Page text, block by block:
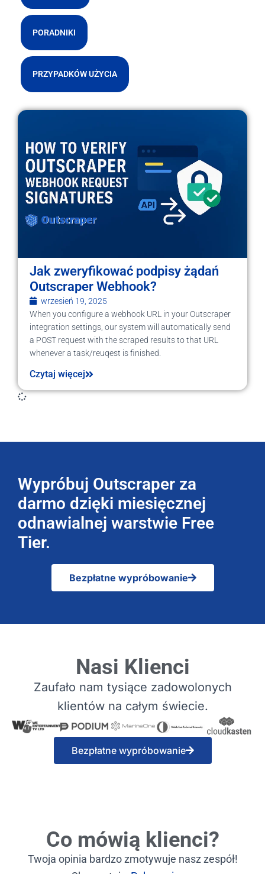
PORADNIKI
PRZYPADKÓW UŻYCIA
Jak zweryfikować podpisy żądań
Outscraper Webhook?
wrzesień 19, 2025
When you configure a webhook URL in your Outscraper
integration settings, our system will automatically send
a POST request with the scraped results to that URL
whenever a task/reuqest is finished.
Czytaj więcej
Wypróbuj Outscraper za
darmo dzięki miesięcznej
odnawialnej warstwie Free
Tier.
Bezpłatne wypróbowanie
Nasi Klienci
Zaufało nam tysiące zadowolonych
klientów na całym świecie.
Bezpłatne wypróbowanie
Co mówią klienci?
Twoja opinia bardzo zmotywuje nasz zespół!